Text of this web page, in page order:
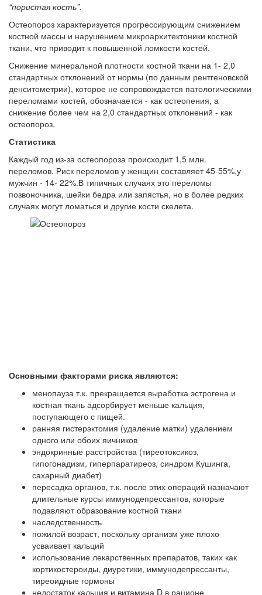
“пористая кость”.
Остеопороз характеризуется прогрессирующим снижением
костной массы и нарушением микроархитектоники костной
ткани, что приводит к повышенной ломкости костей.
Снижение минеральной плотности костной ткани на 1- 2,0
стандартных отклонений от нормы (по данным рентгеновской
денситометрии), которое не сопровождается патологическими
переломами костей, обозначается - как остеопения, а
снижение более чем на 2,0 стандартных отклонений - как
остеопороз.
Статистика
Каждый год из-за остеопороза происходит 1,5 млн.
переломов. Риск переломов у женщин составляет 45-55%,у
мужчин - 14- 22%.В типичных случаях это переломы
позвоночника, шейки бедра или запястья, но в более редких
случаях могут ломаться и другие кости скелета.
Основными факторами риска являются:
менопауза т.к. прекращается выработка эстрогена и
костная ткань адсорбирует меньше кальция,
поступающего с пищей.
ранняя гистерэктомия (удаление матки) удалением
одного или обоих яичников
эндокринные расстройства (тиреотоксикоз,
гипогонадизм, гиперпаратиреоз, синдром Кушинга,
сахарный диабет)
пересадка органов, т.к. после этих операций назначают
длительные курсы иммунодепрессантов, которые
подавляют образование костной ткани
наследственность
пожилой возраст, поскольку организм уже плохо
усваивает кальций
использование лекарственных препаратов, таких как
кортикостероиды, диуретики, иммунодепрессанты,
тиреоидные гормоны
недостаток кальция и витамина D в рационе